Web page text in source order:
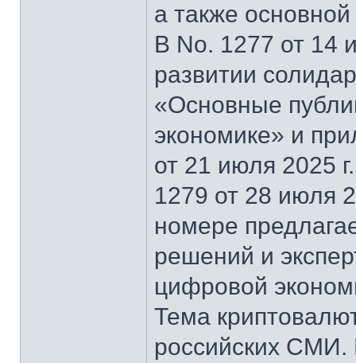
а также
В No. 1277 от 14
развитии
«Основные
экономике» и
от 21 июля 2025
1279 от 28 июля
номере
решений и
цифровой
Тема
российских СМИ.